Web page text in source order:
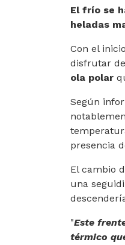
El frío se
heladas
Con el
disfrutar
ola polar
Según
presencia
El cambio
una
"Este
térmico